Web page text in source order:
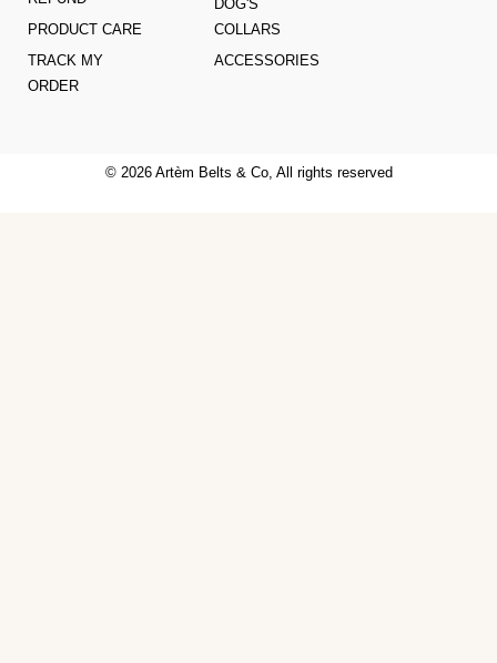
PRODUCT CARE
TRACK MY
ORDER
DOG'S
COLLARS
ACCESSORIES
© 2026 Artèm Belts & Co, All rights reserved